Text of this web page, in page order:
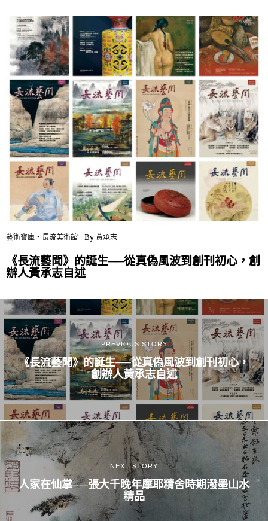
藝術寶庫・長流美術館 By 黃承志
《長流藝聞》的誕生──從真偽風波到創刊初心，創
辦人黃承志自述
PREVIOUS STORY
《長流藝聞》的誕生──從真偽風波到創刊初心，
創辦人黃承志自述
NEXT STORY
人家在仙掌──張大千晚年摩耶精舍時期潑墨山水
精品